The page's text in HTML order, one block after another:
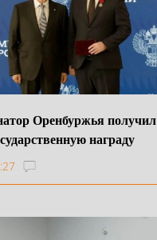
Оренбуржья получил
награду